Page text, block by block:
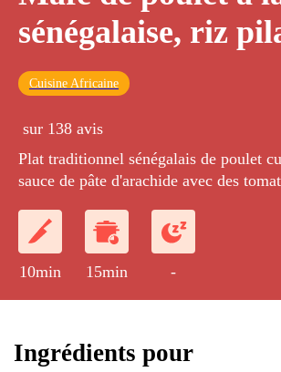
sénégalaise, riz
Cuisine Africaine
sur 138 avis
Plat traditionnel sénégalais de poulet
sauce de pâte d'arachide avec des
10min 15min -
Ingrédients pour